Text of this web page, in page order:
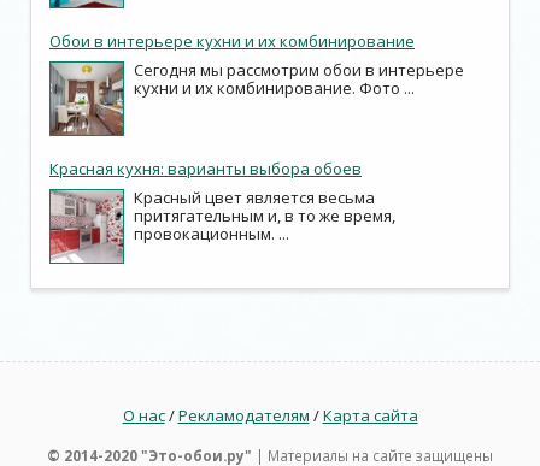
Обои в интерьере кухни и их комбинирование
Сегодня мы рассмотрим обои в интерьере
кухни и их комбинирование. Фото ...
Красная кухня: варианты выбора обоев
Красный цвет является весьма
притягательным и, в то же время,
провокационным. ...
О нас/Рекламодателям /Карта сайта
© 2014-2020 "Это-обои.ру" | Материалы на сайте защищены